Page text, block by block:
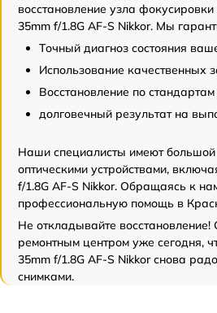
восстановление узла
35mm f/1.8G AF-S Nikkor. Мы
Точный диагноз состояния
Использование качественных
Восстановление по
долговечный результат на
Наши специалисты имеют большой
оптическими устройствами,
f/1.8G AF-S Nikkor. Обращаясь к
профессиональную помощь в
Не откладывайте
ремонтным центром уже сегодня,
35mm f/1.8G AF-S Nikkor снова
снимками.